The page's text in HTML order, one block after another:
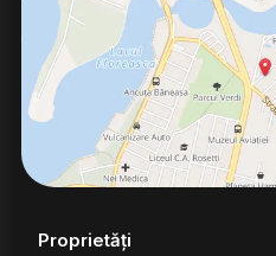
Proprietăți